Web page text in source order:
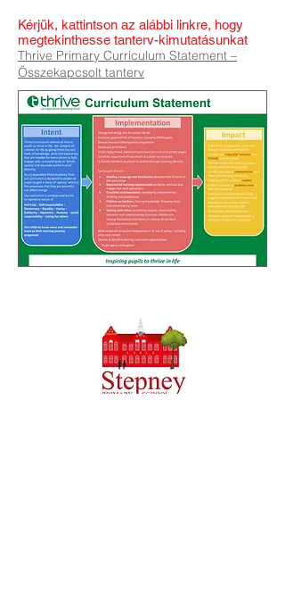
Kérjük, kattintson az alábbi linkre, hogy
megtekinthesse tanterv-kimutatásunkat
Thrive Primary Curriculum Statement –
Összekapcsolt tanterv